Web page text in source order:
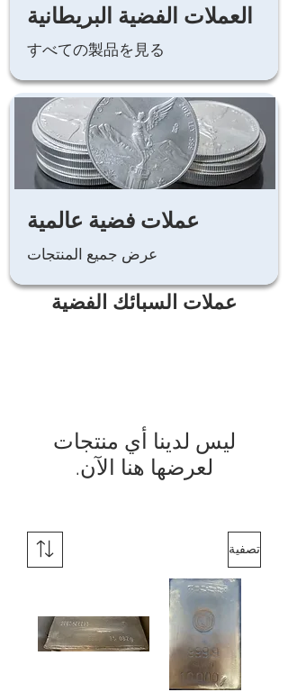
العملات الفضية البريطانية
すべての製品を見る
عملات فضية عالمية
عرض جميع المنتجات
عملات السبائك الفضية
لعرضها هنا الآن.
تصفية